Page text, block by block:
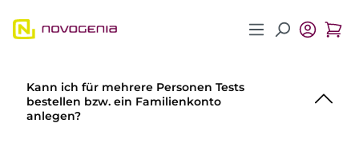
Zum Hauptinhalt springen
Kann ich für mehrere Personen Tests
bestellen bzw. ein Familienkonto
anlegen?